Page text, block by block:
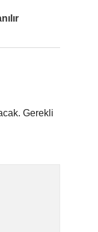
Gerekli